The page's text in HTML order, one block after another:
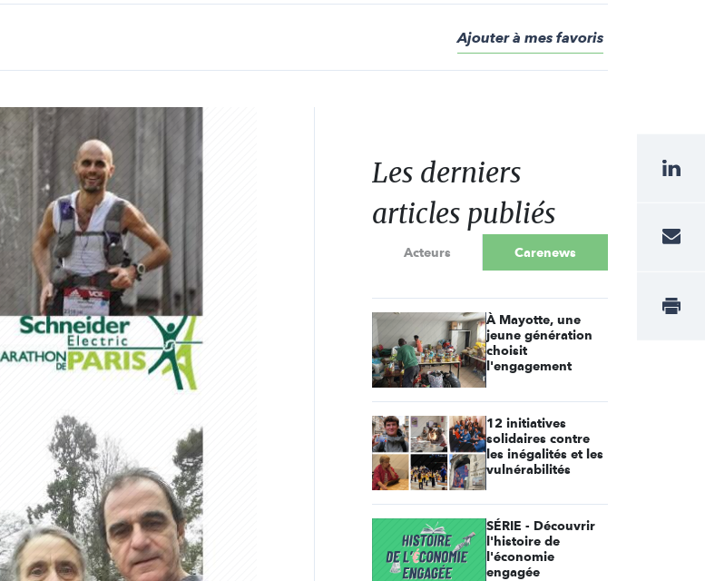
Ajouter à mes favoris
Les derniers
articles publiés
Acteurs Carenews
À Mayotte, une
jeune génération
choisit
l'engagement
12 initiatives
solidaires contre
les inégalités et les
vulnérabilités
SÉRIE - Découvrir
l'histoire de
l'économie
engagée